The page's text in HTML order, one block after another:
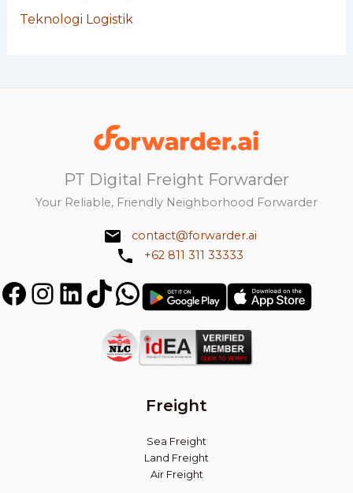
Teknologi Logistik
PT Digital Freight Forwarder
Your Reliable, Friendly Neighborhood Forwarder
contact@forwarder.ai
+62 811 311 33333
FacebookInstagramLinkedIn
TikTokWhatsApp
Get
it
on
Play
Store
Get
in
Freight
Sea Freight
Land Freight
Air Freight